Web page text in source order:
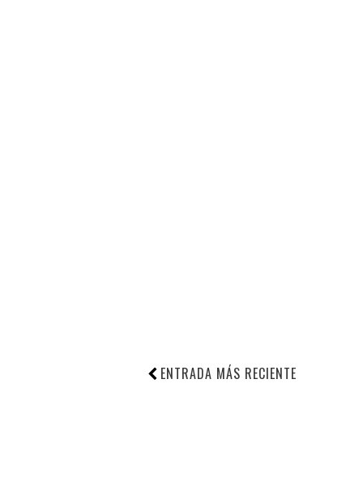
ENTRADA MÁS RECIENTE